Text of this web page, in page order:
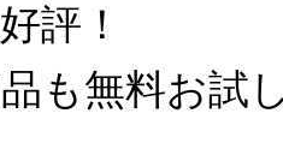
評！
も無料お試